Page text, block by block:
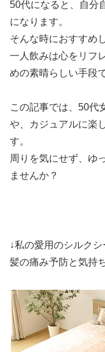
50代になると、自分
になります。
そんな時におすすめ
一人飲みは心をリフ
めの素晴らしい手段
この記事では、50代
や、カジュアルに楽
す。
周りを気にせず、ゆ
ませんか？
↓私の愛用のシルクシ
髪の痛み予防と気持